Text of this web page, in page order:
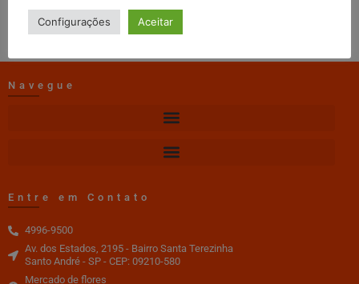
Navegue
Entre em Contato
4996-9500
Av. dos Estados, 2195 - Bairro Santa Terezinha
Santo André - SP - CEP: 09210-580
Mercado de flores
Configurações Aceitar